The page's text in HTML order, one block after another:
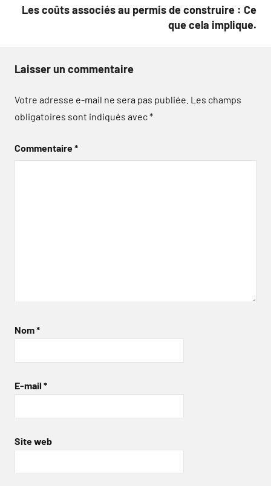
Les coûts associés au permis de construire : Ce
que cela implique.
Laisser un commentaire
Votre adresse e-mail ne sera pas publiée. Les champs
obligatoires sont indiqués avec*
Commentaire*
Nom*
E-mail *
Site web